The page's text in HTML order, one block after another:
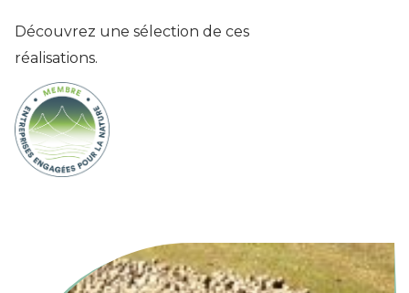
Découvrez une sélection de ces
réalisations.